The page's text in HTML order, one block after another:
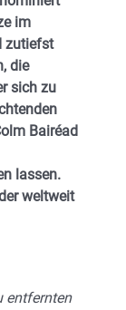
im
zutiefst
die
sich zu
Bairéad
lassen.
weltweit
entfernten